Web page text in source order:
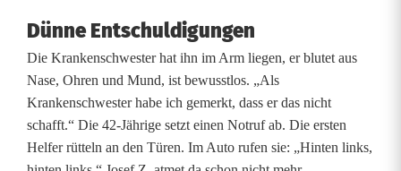
o
Dünne Entschuldigungen
Die Krankenschwester hat ihn im Arm liegen, er blutet aus
Nase, Ohren und Mund, ist bewusstlos. „Als
Krankenschwester habe ich gemerkt, dass er das nicht
schafft.“ Die 42-Jährige setzt einen Notruf ab. Die ersten
Helfer rütteln an den Türen. Im Auto rufen sie: „Hinten links,